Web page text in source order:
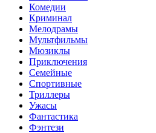
Комедии
Криминал
Мелодрамы
Мультфильмы
Мюзиклы
Приключения
Семейные
Спортивные
Триллеры
Ужасы
Фантастика
Фэнтези